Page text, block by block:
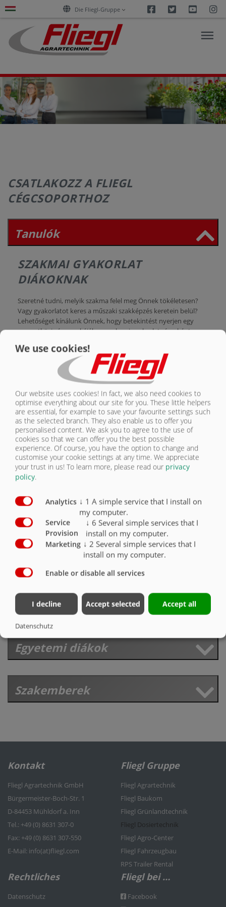
Die Fliegl-Gruppe Facebook
Twitter
ÁTK
PÁLYÁZAT
SZOLGÁLTATÁSOK
KARRIER
RÓLUNK
KAPCSOLAT
CSATLAKOZZ A FLIEGL
CÉGCSOPORTHOZ
Tanulók
SZAKMAI GYAKORLAT
DIÁKOKNAK
Szeretné tudni, melyik szakma felel meg Önnek tökéletesen?
Vagy gyakorlatot keres a műszaki szakképzés keretein belül?
Lehetőséget kínálunk Önnek, hogy betekintést nyerjen egy
nemzetközi cég munkájába a szakmai gyakorlat részeként.
A következő részlegeken tehetsz szert szakmai
Értékesítés
Marketing
Könyvelés
Termelés
SZAKKÉPZÉS
Ön szenvedélyesen foglalkozik a technológiával és a
mezőgazdasággal? Ez már félsiker ahhoz, hogy megkezdhesse
szakmai életét a Fliegl-nél.
A következő szakmákban képzünk::
Irodamenedzser
Média specialista (digitális és nyomtatott)
Mechatronikai technikus
Fémgyártási konstruktőr
Raktáros
Műszaki formatervező
Egyetemi diákok
Szakemberek
Kontakt
Fliegl Agrartechnik GmbH
Bürgermeister-Boch-Str. 1
D-84453 Mühldorf a. Inn
Tel.: +49 (0) 8631 307-0
Fax: +49 (0) 8631 307-550
E-Mail: info(at)fliegl.com
Fliegl Gruppe
Fliegl Agrartechnik
Fliegl Baukom
Fliegl Grünlandtechnik
Fliegl Dosiertechnik
Fliegl Agro-Center
Fliegl Fahrzeugbau
RPS Trailer Rental
Rechtliches
Datenschutz
Fliegl bei …
Facebook
We use cookies!
Our website uses cookies! In fact, we also need cookies to
optimise everything about our site for you. These little helpers
are essential, for example to save your favourite settings such
as the selected branch. They also enable us to offer you
personalised content. We ask you to agree to the use of
cookies so that we can offer you the best possible
experience. Of course, you have the option to change and
customise your cookie settings at any time. We appreciate
your trust in us! To learn more, please read our privacy
policy.
Analytics ↓ 1 A simple service that I install on
my computer.
Service
Provision
↓ 6 Several simple services that I
install on my computer.
Marketing ↓ 2 Several simple services that I
install on my computer.
Enable or disable all services
I decline Accept selected Accept all
Datenschutz